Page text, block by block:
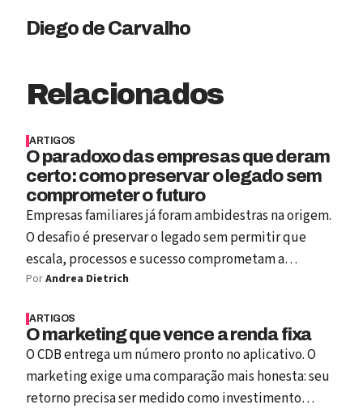
Diego de Carvalho
Relacionados
ARTIGOS
O paradoxo das empresas que deram
certo: como preservar o legado sem
comprometer o futuro
Empresas familiares já foram ambidestras na origem.
O desafio é preservar o legado sem permitir que
escala, processos e sucesso comprometam a
imaginação do futuro.
PorAndrea Dietrich
ARTIGOS
O marketing que vence a renda fixa
O CDB entrega um número pronto no aplicativo. O
marketing exige uma comparação mais honesta: seu
retorno precisa ser medido como investimento